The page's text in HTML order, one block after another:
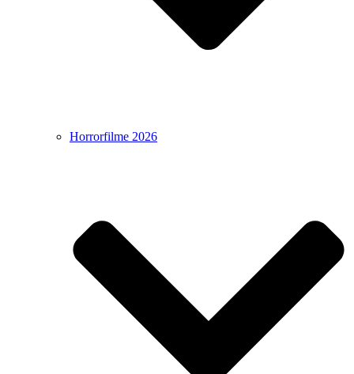
Horrorfilme 2026